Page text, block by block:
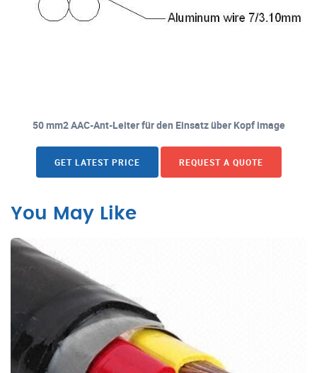
50 mm2 AAC-Ant-Leiter für den Einsatz über Kopf image
GET LATEST PRICE REQUEST A QUOTE
You May Like